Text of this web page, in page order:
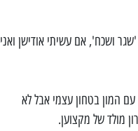
ושכח', אם עשיתי אודישן ואני
המון בטחון עצמי אבל לא
מולד של מקצוען.